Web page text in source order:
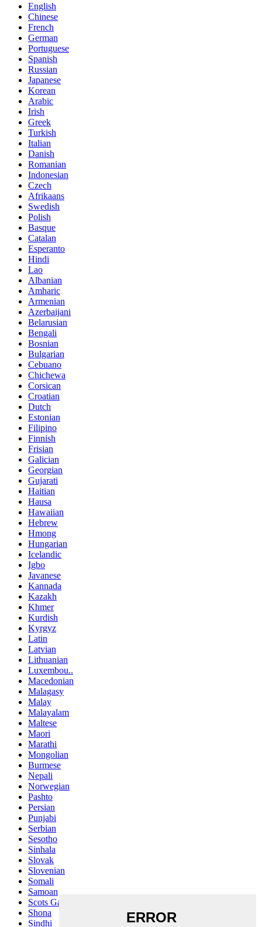
English
Chinese
French
German
Portuguese
Spanish
Russian
Japanese
Korean
Arabic
Irish
Greek
Turkish
Italian
Danish
Romanian
Indonesian
Czech
Afrikaans
Swedish
Polish
Basque
Catalan
Esperanto
Hindi
Lao
Albanian
Amharic
Armenian
Azerbaijani
Belarusian
Bengali
Bosnian
Bulgarian
Cebuano
Chichewa
Corsican
Croatian
Dutch
Estonian
Filipino
Finnish
Frisian
Galician
Georgian
Gujarati
Haitian
Hausa
Hawaiian
Hebrew
Hmong
Hungarian
Icelandic
Igbo
Javanese
Kannada
Kazakh
Khmer
Kurdish
Kyrgyz
Latin
Latvian
Lithuanian
Luxembou..
Macedonian
Malagasy
Malay
Malayalam
Maltese
Maori
Marathi
Mongolian
Burmese
Nepali
Norwegian
Pashto
Persian
Punjabi
Serbian
Sesotho
Sinhala
Slovak
Slovenian
Somali
Samoan
Scots Gaelic
Shona
Sindhi